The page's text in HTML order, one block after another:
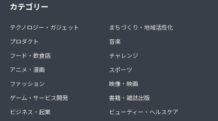
※10月の無料期間中は1500円・5000円に入会された方
11月からは入会された1500円・5000円のそれぞれのメン
カテゴリー
テクノロジー・ガジェット
プロダクト
フード・飲食店
アニメ・漫画
ファッション
ゲーム・サービス開発
ビジネス・起業
まちづくり・地域活性化
音楽
チャレンジ
スポーツ
映像・映画
書籍・雑誌出版
ビューティー・ヘルスケア